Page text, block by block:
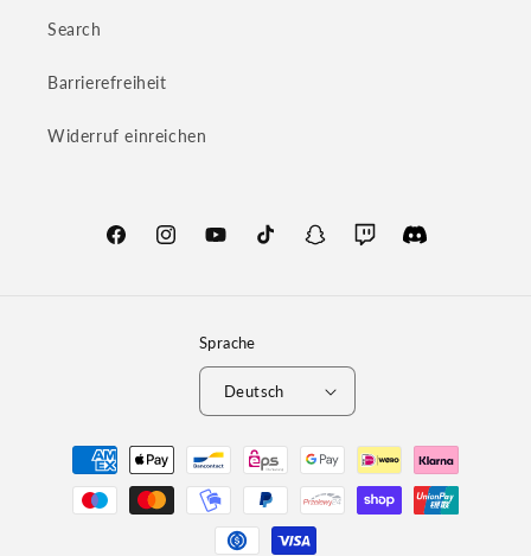
Search
Barrierefreiheit
Widerruf einreichen
FacebookInstagramYouTubeTikTok SnapchatTwitchTranslation
Sprache
Deutsch
Zahlungsmethoden